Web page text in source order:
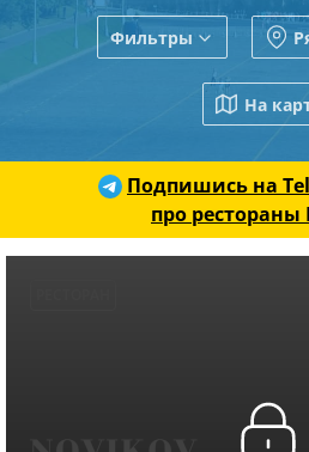
Фильтры
На
Подпишись на
про